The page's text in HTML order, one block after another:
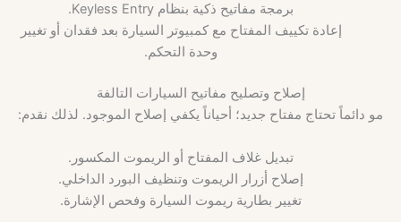
برمجة مفاتيح ذكية بنظام Keyless Entry.
إعادة تكييف المفتاح مع كمبيوتر السيارة بعد فقدان أو تغيير
وحدة التحكم.
إصلاح وتصليح مفاتيح السيارات التالفة
مو دائماً تحتاج مفتاح جديد؛ أحياناً يكفي إصلاح الموجود. لذلك نقدم:
تبديل غلاف المفتاح أو الريموت المكسور.
إصلاح أزرار الريموت وتنظيف البورد الداخلي.
تغيير بطارية ريموت السيارة وفحص الإشارة.